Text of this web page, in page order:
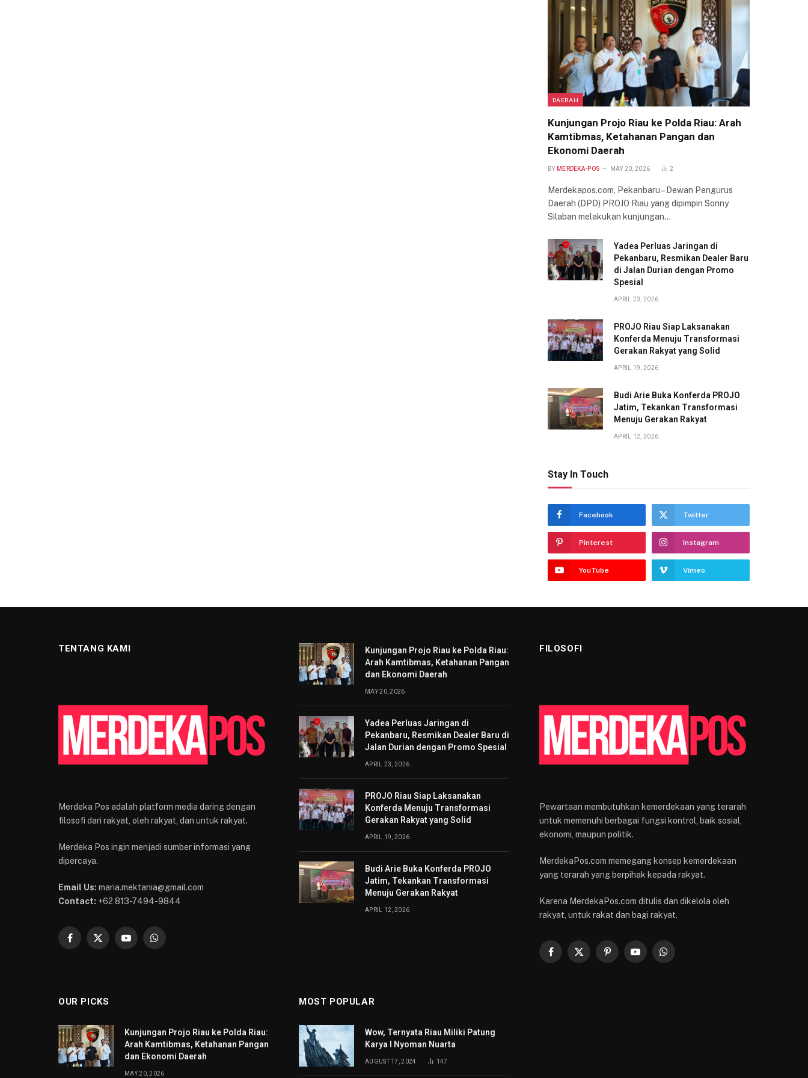
DAERAH
Kunjungan Projo Riau ke Polda Riau: Arah
Kamtibmas, Ketahanan Pangan dan
Ekonomi Daerah
BY MERDEKA-POS MAY 20, 2026 2
Merdekapos.com, Pekanbaru – Dewan Pengurus
Daerah (DPD) PROJO Riau yang dipimpin Sonny
Silaban melakukan kunjungan…
Yadea Perluas Jaringan di
Pekanbaru, Resmikan Dealer Baru
di Jalan Durian dengan Promo
Spesial
APRIL 23, 2026
PROJO Riau Siap Laksanakan
Konferda Menuju Transformasi
Gerakan Rakyat yang Solid
APRIL 19, 2026
Budi Arie Buka Konferda PROJO
Jatim, Tekankan Transformasi
Menuju Gerakan Rakyat
APRIL 12, 2026
Stay In Touch
Facebook Twitter
Pinterest Instagram
YouTube Vimeo
TENTANG KAMI
Merdeka Pos adalah platform media daring dengan
filosofi dari rakyat, oleh rakyat, dan untuk rakyat.
Merdeka Pos ingin menjadi sumber informasi yang
dipercaya.
Email Us: maria.mektania@gmail.com
Contact: +62 813-7494-9844
Facebook
X
YouTubeWhatsApp
Kunjungan Projo Riau ke Polda Riau:
Arah Kamtibmas, Ketahanan Pangan
dan Ekonomi Daerah
MAY 20, 2026
Yadea Perluas Jaringan di
Pekanbaru, Resmikan Dealer Baru di
Jalan Durian dengan Promo Spesial
APRIL 23, 2026
PROJO Riau Siap Laksanakan
Konferda Menuju Transformasi
Gerakan Rakyat yang Solid
APRIL 19, 2026
Budi Arie Buka Konferda PROJO
Jatim, Tekankan Transformasi
Menuju Gerakan Rakyat
APRIL 12, 2026
FILOSOFI
Pewartaan membutuhkan kemerdekaan yang terarah
untuk memenuhi berbagai fungsi kontrol, baik sosial,
ekonomi, maupun politik.
MerdekaPos.com memegang konsep kemerdekaan
yang terarah yang berpihak kepada rakyat.
Karena MerdekaPos.com ditulis dan dikelola oleh
rakyat, untuk rakat dan bagi rakyat.
Facebook
X
PinterestYouTubeWhatsApp
OUR PICKS
Kunjungan Projo Riau ke Polda Riau:
Arah Kamtibmas, Ketahanan Pangan
dan Ekonomi Daerah
MAY 20, 2026
MOST POPULAR
Wow, Ternyata Riau Miliki Patung
Karya I Nyoman Nuarta
AUGUST 17, 2024 147